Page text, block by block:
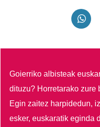
Goierriko albisteak
dituzu? Horretarako zure
Egin zaitez harpidedun,
esker, euskaratik eginda